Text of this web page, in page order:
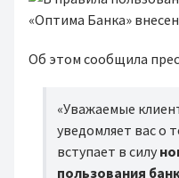
Об этом сообщила
«Уважаемые
уведомляет вас о
вступает в силу
пользования